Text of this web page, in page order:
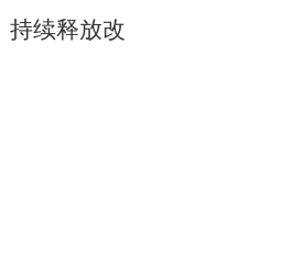
持续释放改